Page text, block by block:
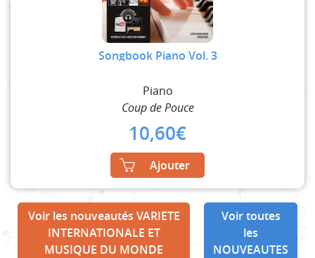
Songbook Piano Vol. 3
Piano
Coup de Pouce
10,60€
Ajouter
Voir les nouveautés VARIETE
INTERNATIONALE ET
MUSIQUE DU MONDE
Voir toutes
les
NOUVEAUTES